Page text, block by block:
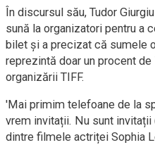
În discursul său, Tudor
sună la organizatori pentru a
bilet și a precizat că sumele
reprezintă doar un procent
organizării TIFF.
'Mai primim telefoane de la
vrem invitații. Nu sunt
dintre filmele actriței Sophia